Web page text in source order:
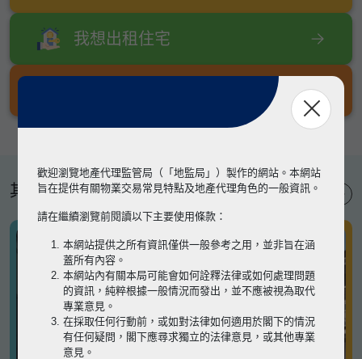
我想出租住宅
其他專題
歡迎瀏覽地產代理監管局（「地監局」）製作的網站。本網站
旨在提供有關物業交易常見特點及地產代理角色的一般資訊。
請在繼續瀏覽前閱讀以下主要使用條款：
本網站提供之所有資訊僅供一般參考之用，並非旨在涵
蓋所有內容。
本網站內有關本局可能會如何詮釋法律或如何處理問題
的資訊，純粹根據一般情況而發出，並不應被視為取代
專業意見。
在採取任何行動前，或如對法律如何適用於閣下的情況
有任何疑問，閣下應尋求獨立的法律意見，或其他專業
意見。